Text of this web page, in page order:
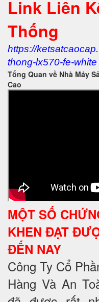
Link Liên
Thống
https://
thong-lx570-fe-white
Tổng Quan về Nhà Máy
Cao
MỘT SỐ
KHEN ĐẠT
ĐẾN NAY
Công Ty Cổ
Hàng Và An